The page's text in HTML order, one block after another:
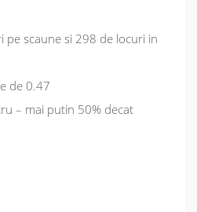
pe scaune si 298 de locuri in
de 0.47
– mai putin 50% decat